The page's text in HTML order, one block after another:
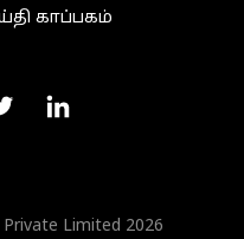
காப்பகம்
Limited 2026